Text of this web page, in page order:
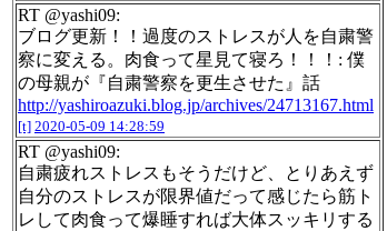
RT @yashi09:
ブログ更新！！過度のストレスが人を自粛警
察に変える。肉食って星見て寝ろ！！！: 僕
の母親が『自粛警察を更生させた』話
http://yashiroazuki.blog.jp/archives/24713167.html
[t] 2020-05-09 14:28:59
RT @yashi09:
自粛疲れストレスもそうだけど、とりあえず
自分のストレスが限界値だって感じたら筋ト
レして肉食って爆睡すれば大体スッキリする